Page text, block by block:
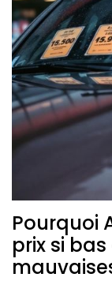
Pourquoi
prix si